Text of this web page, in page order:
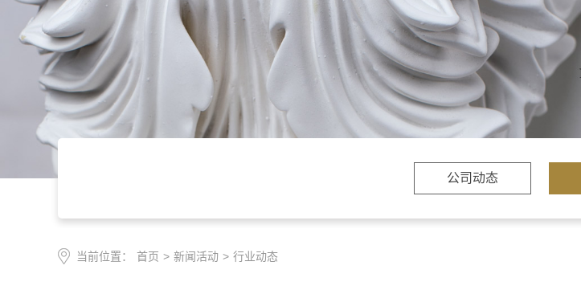
公司动态
当前位置： 首页 > 新闻活动 > 行业动态